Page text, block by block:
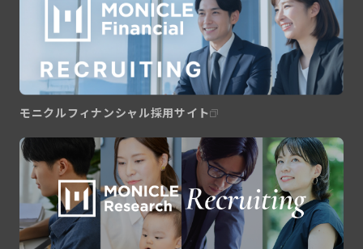
モニクルフィナンシャル採用サイト